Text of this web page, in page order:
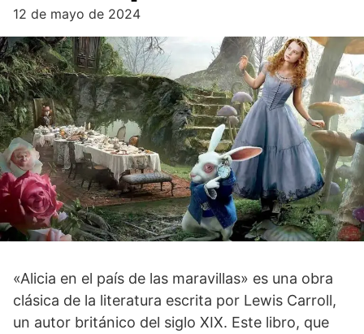
12 de mayo de 2024
«Alicia en el país de las maravillas» es una obra
clásica de la literatura escrita por Lewis Carroll,
un autor británico del siglo XIX. Este libro, que